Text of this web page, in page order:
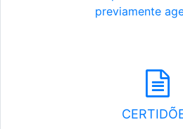
previamente